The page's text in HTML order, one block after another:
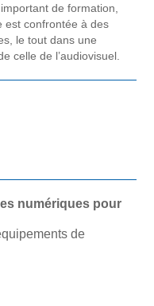
de formation,
est confrontée à des
le tout dans une
celle de l’audiovisuel.
numériques pour
de